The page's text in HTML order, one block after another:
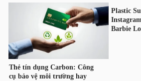
của
tác
giả